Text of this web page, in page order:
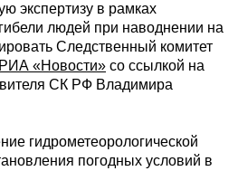
экспертизу в рамках
людей при наводнении на
Следственный комитет
РИА «Новости» со ссылкой на
СК РФ Владимира
гидрометеорологической
погодных условий в